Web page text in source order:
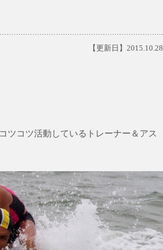
【更新日】2015.10.28
ツコツ活動しているトレーナー＆アス